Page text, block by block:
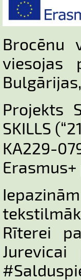
Brocēnu
viesojas
Projekts
SKILLS
KA229-
Rīterei